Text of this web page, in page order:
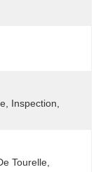
Inspection,
Tourelle,